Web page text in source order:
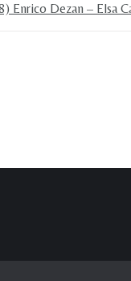
Enrico Dezan – Elsa